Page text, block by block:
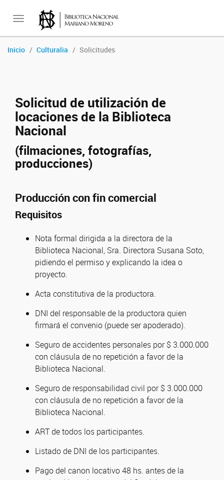
Toggle
Inicio Culturalia Solicitudes
Solicitud de utilización de
locaciones de la Biblioteca
Nacional
(filmaciones, fotografías,
producciones)
Producción con fin comercial
Requisitos
Nota formal dirigida a la directora de la
Biblioteca Nacional, Sra. Directora Susana Soto,
pidiendo el permiso y explicando la idea o
proyecto.
Acta constitutiva de la productora.
DNI del responsable de la productora quien
firmará el convenio (puede ser apoderado).
Seguro de accidentes personales por $ 3.000.000
con cláusula de no repetición a favor de la
Biblioteca Nacional.
Seguro de responsabilidad civil por $ 3.000.000
con cláusula de no repetición a favor de la
Biblioteca Nacional.
ART de todos los participantes.
Listado de DNI de los participantes.
Pago del canon locativo 48 hs. antes de la